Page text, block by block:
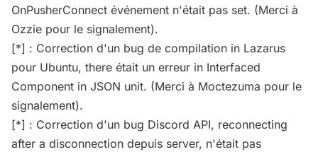
OnPusherConnect événement n'était pas set. (Merci à
Ozzie pour le signalement).
[*] : Correction d'un bug de compilation in Lazarus
pour Ubuntu, there était un erreur in Interfaced
Component in JSON unit. (Merci à Moctezuma pour le
signalement).
[*] : Correction d'un bug Discord API, reconnecting
after a disconnection depuis server, n'était pas